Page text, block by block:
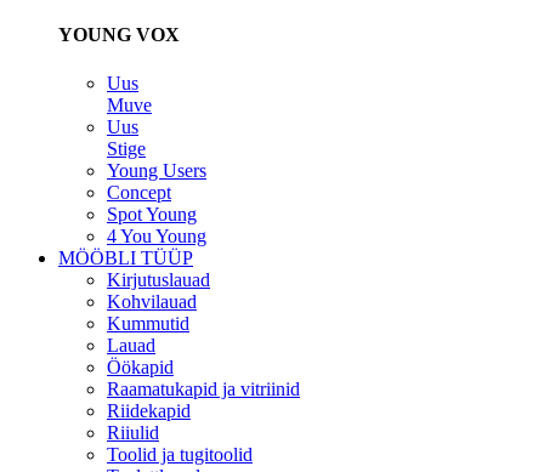
YOUNG VOX
Uus
Muve
Uus
Stige
Young Users
Concept
Spot Young
4 You Young
MÖÖBLI TÜÜP
Kirjutuslauad
Kohvilauad
Kummutid
Lauad
Öökapid
Raamatukapid ja vitriinid
Riidekapid
Riiulid
Toolid ja tugitoolid